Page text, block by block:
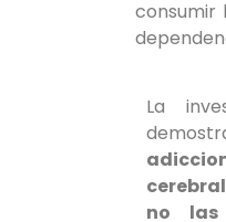
consumir
La
no las